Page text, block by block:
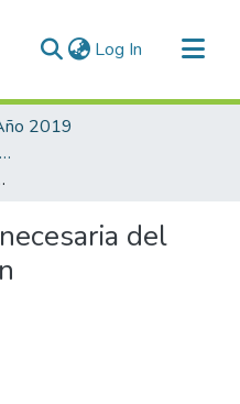
Log In (current)
2019
Revista ISALUD, 2019, 14(67)
de atención
del